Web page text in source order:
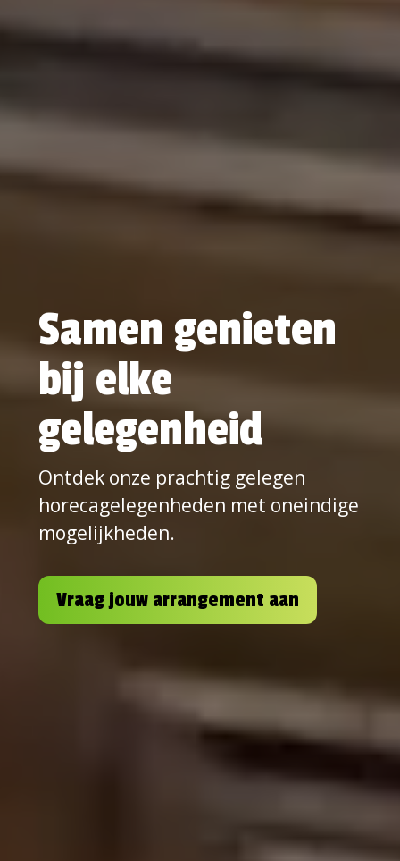
Samen genieten
bij elke
gelegenheid
Ontdek onze prachtig gelegen
horecagelegenheden met oneindige
mogelijkheden.
Vraag jouw arrangement aan